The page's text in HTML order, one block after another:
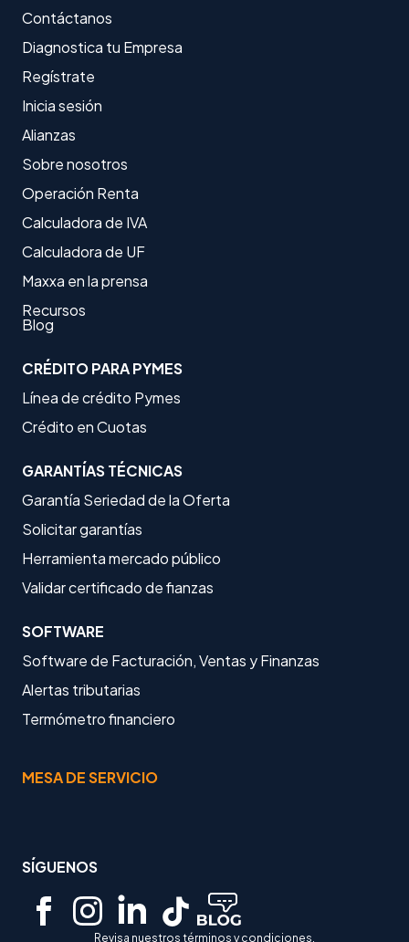
Contáctanos
Diagnostica tu Empresa
Regístrate
Inicia sesión
Alianzas
Sobre nosotros
Operación Renta
Calculadora de IVA
Calculadora de UF
Maxxa en la prensa
Recursos
Blog
CRÉDITO PARA PYMES
Línea de crédito Pymes
Crédito en Cuotas
GARANTÍAS TÉCNICAS
Garantía Seriedad de la Oferta
Solicitar garantías
Herramienta mercado público
Validar certificado de fianzas
SOFTWARE
Software de Facturación, Ventas y Finanzas
Alertas tributarias
Termómetro financiero
MESA DE SERVICIO
SÍGUENOS
Revisa nuestros términos y condiciones.